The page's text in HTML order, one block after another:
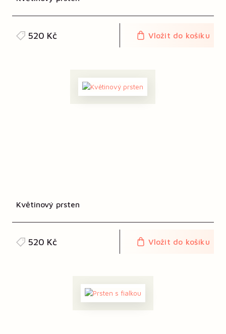
520 Kč Vložit do košíku
Květinový prsten
520 Kč Vložit do košíku